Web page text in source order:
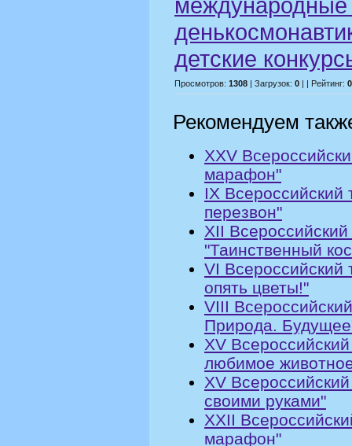
детские
Просмотров: 1308 | Загрузок: 0 | | Рейтинг:
Рекомендуем
XXV
марафон"
IX Всероссийский
перезвон"
XII Всероссийский
"Таинственный
VI Всероссийский
опять цветы!"
VIII
Природа.
XV
любимое
XV
своими руками"
XXII
марафон"